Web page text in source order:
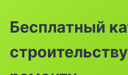
Бесплатный